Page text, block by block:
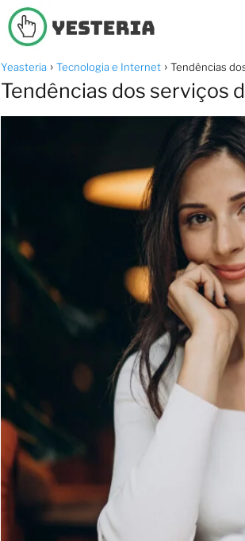
Yeasteria Tecnologia e Internet Tendências
Tendências dos serviços